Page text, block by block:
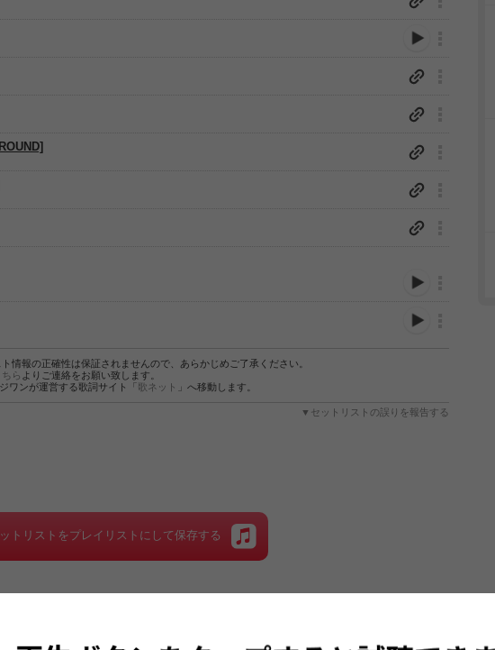
情報の正確性は保証されませんので、あらかじめご了承ください。
ちら よりご連絡をお願い致します。
ワンが運営する歌詞サイト「歌ネット 」へ移動します。
▼セットリストの誤りを報告する
トリストをプレイリストにして保存する